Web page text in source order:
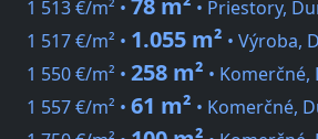
1 513 €/m² • 78 m² • Priestory,
1 517 €/m² • 1.055 m² • Výroba,
1 550 €/m² • 258 m² •
1 557 €/m² • 61 m² • Komerčné,